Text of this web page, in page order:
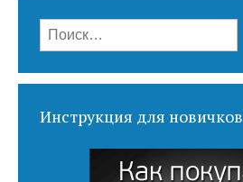
Найти:
Инструкция для новичков